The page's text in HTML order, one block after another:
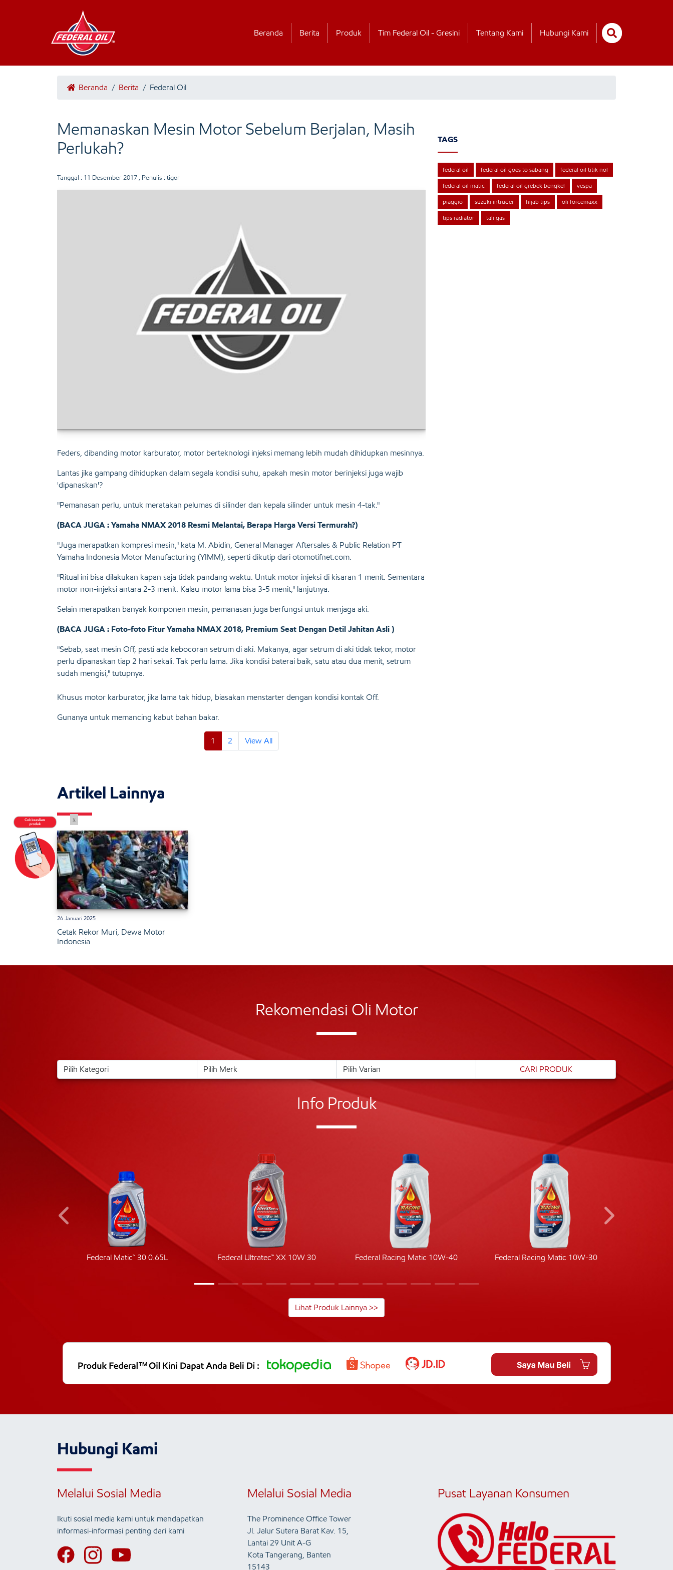
Beranda Berita Produk Tim Federal Oil - Gresini Tentang Kami Hubungi Kami
Beranda / Berita / Federal Oil
Memanaskan Mesin Motor Sebelum Berjalan, Masih
Perlukah?
Tanggal : 11 Desember 2017 , Penulis : tigor
Feders, dibanding motor karburator, motor berteknologi injeksi memang lebih mudah dihidupkan mesinnya.
Lantas jika gampang dihidupkan dalam segala kondisi suhu, apakah mesin motor berinjeksi juga wajib
'dipanaskan'?
"Pemanasan perlu, untuk meratakan pelumas di silinder dan kepala silinder untuk mesin 4-tak."
(BACA JUGA : Yamaha NMAX 2018 Resmi Melantai, Berapa Harga Versi Termurah?)
"Juga merapatkan kompresi mesin," kata M. Abidin, General Manager Aftersales & Public Relation PT
Yamaha Indonesia Motor Manufacturing (YIMM), seperti dikutip dari otomotifnet.com.
"Ritual ini bisa dilakukan kapan saja tidak pandang waktu. Untuk motor injeksi di kisaran 1 menit. Sementara
motor non-injeksi antara 2-3 menit. Kalau motor lama bisa 3-5 menit," lanjutnya.
Selain merapatkan banyak komponen mesin, pemanasan juga berfungsi untuk menjaga aki.
(BACA JUGA : Foto-foto Fitur Yamaha NMAX 2018, Premium Seat Dengan Detil Jahitan Asli )
"Sebab, saat mesin Off, pasti ada kebocoran setrum di aki. Makanya, agar setrum di aki tidak tekor, motor
perlu dipanaskan tiap 2 hari sekali. Tak perlu lama. Jika kondisi baterai baik, satu atau dua menit, setrum
sudah mengisi," tutupnya.
Khusus motor karburator, jika lama tak hidup, biasakan menstarter dengan kondisi kontak Off.
Gunanya untuk memancing kabut bahan bakar.
1 2 View All
TAGS
federal oil federal oil goes to sabang federal oil titik nol
federal oil matic federal oil grebek bengkel vespa
piaggio suzuki intruder hijab tips oli forcemaxx
tips radiator tali gas
Artikel Lainnya
26 Januari 2025
Cetak Rekor Muri, Dewa Motor
Indonesia
Rekomendasi Oli Motor
Info Produk
Federal Matic™ 30 0.65L Federal Ultratec™ XX 10W 30 Federal Racing Matic 10W-40 Federal Racing Matic 10W-30
Lihat Produk Lainnya >>
Hubungi Kami
Melalui Sosial Media
Ikuti sosial media kami untuk mendapatkan
informasi-informasi penting dari kami
Melalui Sosial Media
The Prominence Office Tower
Jl. Jalur Sutera Barat Kav. 15,
Lantai 29 Unit A-G
Kota Tangerang, Banten
15143
Pusat Layanan Konsumen
x